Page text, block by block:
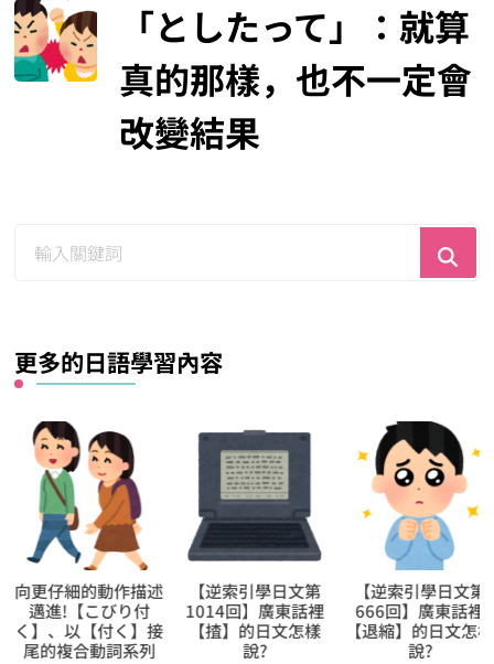
「としたって」：就算
真的那樣，也不一定會
改變結果
更多的日語學習內容
向更仔細的動作描述
邁進!【こびり付
く】、以【付く】接
尾的複合動詞系列
【逆索引學日文第
1014回】廣東話裡
【揸】的日文怎樣
說?
【逆索引學日文第
666回】廣東話裡
【退縮】的日文怎樣
說?